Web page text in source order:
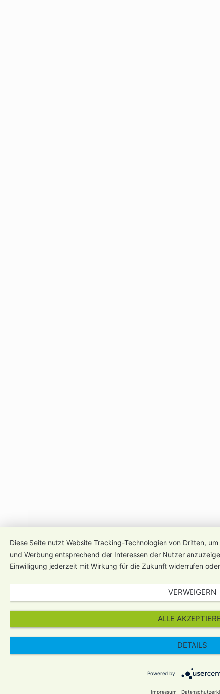
Diese Seite nutzt Website Tracking-Technologien von Dritten,
und Werbung entsprechend der Interessen der Nutzer
Einwilligung jederzeit mit Wirkung für die Zukunft widerrufen
VERWEIGERN
ALLE
DETAILS
Powered by
Impressum